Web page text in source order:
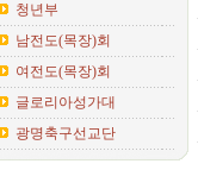
청년부
남전도(목장)회
여전도(목장)회
글로리아성가대
광명축구선교단